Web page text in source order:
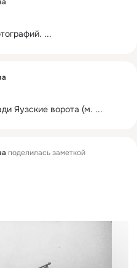
...
Яузские ворота (м. ...
поделилась заметкой